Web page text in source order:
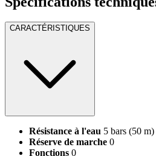
CARACTÉRISTIQUES
Résistance à l'eau 5 bars (50 m)
Réserve de marche 0
Fonctions 0